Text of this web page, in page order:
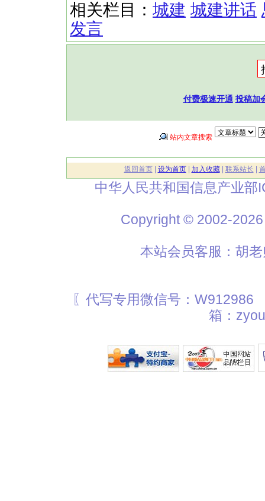
相关栏目： 城建 城建讲话
发言
付费极速开通 投稿加
站内文章搜索
返回首页| 设为首页| 加入收藏| 联系站长
中华人民共和国信息产业部
Copyright © 2002-
本站会员客服：胡
〖代写专用微信号：
箱：